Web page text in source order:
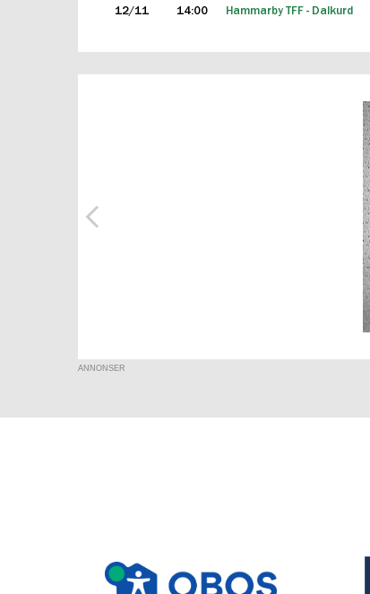
12/11 14:00 Hammarby TFF - Dalkurd
ANNONSER